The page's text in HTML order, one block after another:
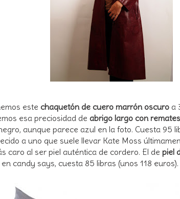
este chaquetón de cuero marrón oscuro a
esa preciosidad de abrigo largo con
aunque parece azul en la foto. Cuesta 95
a uno que suele llevar Kate Moss
caro al ser piel auténtica de cordero. El de piel
candy says, cuesta 85 libras (unos 118 euros).